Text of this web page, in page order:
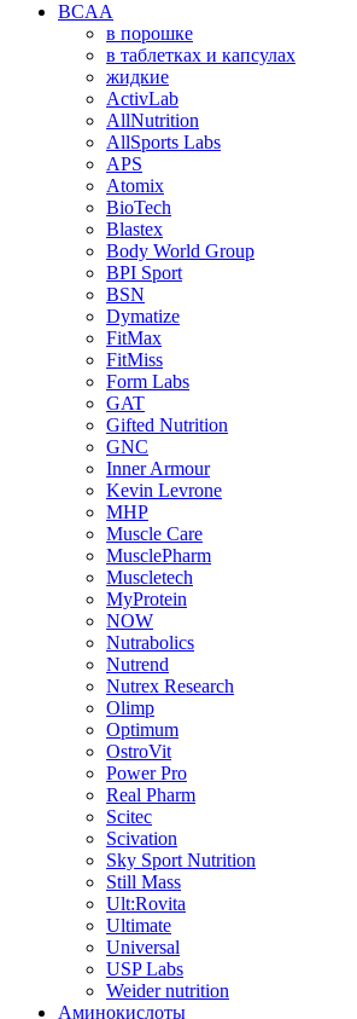
BCAA
в порошке
в таблетках и капсулах
жидкие
ActivLab
AllNutrition
AllSports Labs
APS
Atomix
BioTech
Blastex
Body World Group
BPI Sport
BSN
Dymatize
FitMax
FitMiss
Form Labs
GAT
Gifted Nutrition
GNC
Inner Armour
Kevin Levrone
MHP
Muscle Care
MusclePharm
Muscletech
MyProtein
NOW
Nutrabolics
Nutrend
Nutrex Research
Olimp
Optimum
OstroVit
Power Pro
Real Pharm
Scitec
Scivation
Sky Sport Nutrition
Still Mass
Ult:Rovita
Ultimate
Universal
USP Labs
Weider nutrition
Аминокислоты